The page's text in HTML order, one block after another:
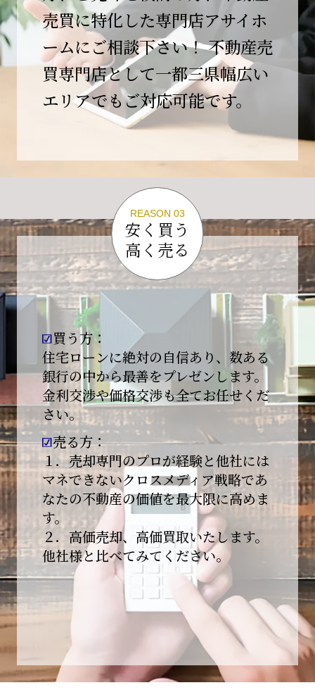
この節目を無事に迎えることができましたの
は、日頃よりご愛顧いただいているお客様、お
力添えをいただいている取引先の皆様、そして
支えてくださったすべての関係者の皆様のおか
げであり、心より深く感謝申し上げます。
10年という年月の中で、多くのご縁と学びをい
ただき、今日の当社があります。
しかしながら、10周年は通過点にすぎません。
る企業へと成長してまいります。
変化の激しい時代だからこそ、初心を忘れず、
挑戦を続け、社会に必要とされる存在であり続
けることをお約束いたします。
今後とも変わらぬご支援、ご指導を賜りますよ
う、何卒よろしくお願い申し上げます。
2026-01-09
【新年あけましておめでとうございます】
本日より始業いたしました。
昨年は多くのご縁とご支援をいただき、心より
感謝申し上げます。
本年も地域に根ざし、誠実な仕事を積み重ねて
参ります。
引き続きどうぞよろしくお願いいたします。
2025-12-20
【年末年始休業のお知らせ】
平素は格別のご愛顧を賜り、誠にありがとうご
下記期間を年末年始休業とさせて頂きます。
2025年12月25日(木)～2026年1月8日(木)
売買に特化した専門店アサイホ
ームにご相談下さい！ 不動産売
買専門店として一都三県幅広い
エリアでもご対応可能です。
REASON 03
安く買う
高く売る
買う方：
住宅ローンに絶対の自信あり、数ある
銀行の中から最善をプレゼンします。
金利交渉や価格交渉も全てお任せくだ
さい。
売る方：
１．売却専門のプロが経験と他社には
マネできないクロスメディア戦略であ
なたの不動産の価値を最大限に高めま
す。
２．高価売却、高価買取いたします。
他社様と比べてみてください。